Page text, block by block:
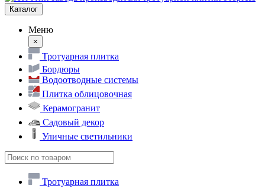
Каталог
Меню
×
Тротуарная плитка
Бордюры
Водоотводные системы
Плитка облицовочная
Керамогранит
Садовый декор
Уличные светильники
Тротуарная плитка